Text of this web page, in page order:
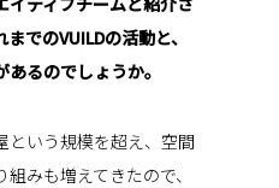
でのVUILDの活動と、
るのでしょうか。
という規模を超え、空間
みも増えてきたので、